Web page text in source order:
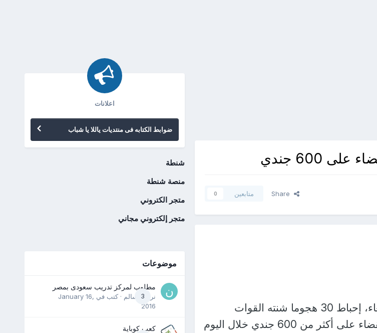
Share متابعين 0
أعلنت وزارة الدفاع الروسية، اليوم الأربعاء، إحباط 30 هجوما شنته القوات
الأوكرانية، علي أراضيها، بالإضافة إلى القضاء على أكثر من 600 جندي خلال اليوم
اعلانات
ضوابط الكتابه فى منتديات ياللا يا شباب
شنطة
منصة شنطة
متجر الكتروني
متجر إلكتروني مجاني
موضوعات
3
مطلوب لمركز تدريب سعودى بمصر
نرمين سالم · كتب في January 16,
2016
كعب كوباية